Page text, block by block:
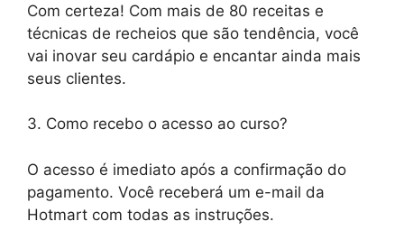
Com certeza! Com mais de 80 receitas e
técnicas de recheios que são tendência, você
vai inovar seu cardápio e encantar ainda mais
seus clientes.
3. Como recebo o acesso ao curso?
O acesso é imediato após a confirmação do
pagamento. Você receberá um e-mail da
Hotmart com todas as instruções.